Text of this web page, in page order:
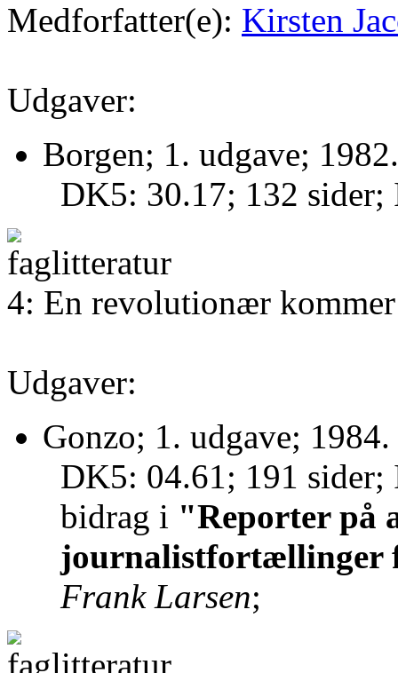
Medforfatter(e): Kirsten
Udgaver:
Borgen; 1. udgave; 1982.
DK5: 30.17; 132
4: En revolutionær
Udgaver:
Gonzo; 1. udgave; 1984.
DK5: 04.61; 191
bidrag i "Reporter på
journalistfortællinger
Frank Larsen;